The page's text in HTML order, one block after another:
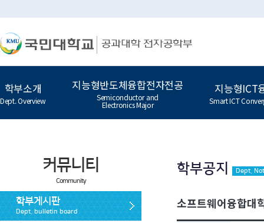
학부소개
Dept. Overview
지능형반도체융합전자전공
Semiconductor and
Electronics Major
지능형ICT
Smart ICT
커뮤니티
Community
학부게시판
Dept. bulletin board
학부공지 Dept.
소프트웨어융합